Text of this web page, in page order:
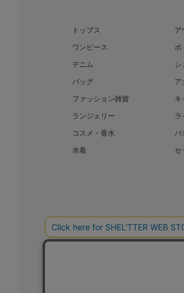
トップス
ア
ワンピース
ボ
デニム
シ
バッグ
ア
ファッション雑貨
キ
ランジェリー
ラ
コスメ・香水
パ
水着
セ
BAROQUE JAPAN LIMITED
COPYRIGHT © BAROQUE JAPAN